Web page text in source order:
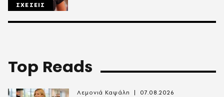
ΣΧΕΣΕΙΣ
Top Reads
Λεμονιά Καψάλη 07.08.2026